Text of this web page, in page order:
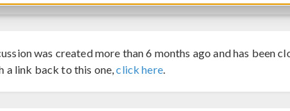
was created more than 6 months ago and has been
a link back to this one,click here.